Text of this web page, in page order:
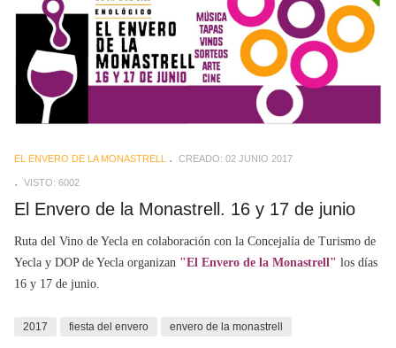
EL ENVERO DE LA MONASTRELL CREADO: 02 JUNIO 2017
VISTO: 6002
El Envero de la Monastrell. 16 y 17 de junio
Ruta del Vino de Yecla en colaboración con la Concejalía de Turismo de
Yecla y DOP de Yecla organizan "El Envero de la Monastrell" los días
16 y 17 de junio.
2017 fiesta del envero envero de la monastrell